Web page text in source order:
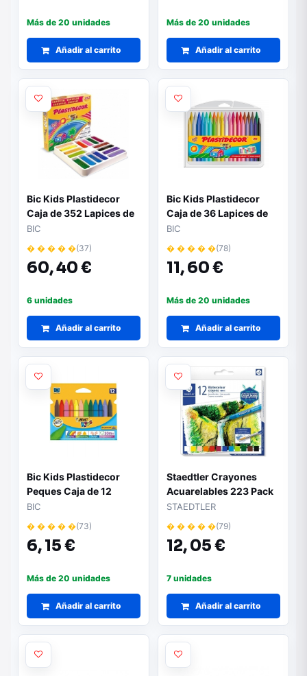
Más de 20 unidades
Añadir al carrito
Más de 20 unidades
Añadir al carrito
Bic Kids Plastidecor
Caja de 352 Lapices de
Cera - Extraresistentes
- Facil de Sacar Punta -
No Mancha
BIC
� � � � �(37)
60,40 €
6 unidades
Añadir al carrito
Bic Kids Plastidecor
Caja de 36 Lapices de
Cera - Extraresistentes
- Facil de Sacar Punta -
No Mancha
BIC
� � � � �(78)
11,60 €
Más de 20 unidades
Añadir al carrito
Bic Kids Plastidecor
Peques Caja de 12
Lapices de Cera
Triangulares - Ideal
Niños Pequeños -
Textura blanda - No
BIC
� � � � �(73)
6,15 €
Más de 20 unidades
Añadir al carrito
Staedtler Crayones
Acuarelables 223 Pack
de 12 Lapices de Cera -
Facil de Mezclar -
Extremadamente
Opacos - Colores
STAEDTLER
� � � � �(79)
12,05 €
7 unidades
Añadir al carrito